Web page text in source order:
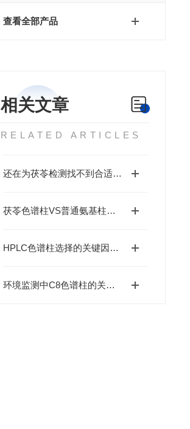
查看全部产品
相关文章
RELATED ARTICLES
还在为茯苓检测找不到合适的色谱柱发愁？恒谱生这款茯苓色谱柱来帮忙
茯苓色谱柱VS普通氨基柱：保留时间稳定性与杂质干扰对比
HPLC色谱柱选择的关键因素有哪些？
环境监测中C8色谱柱的关键作用